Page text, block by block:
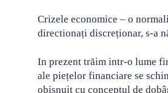
Crizele economice – o
directionați discreționar, s-a
In prezent trăim intr-o lume
ale piețelor financiare se
obișnuit cu conceptul de